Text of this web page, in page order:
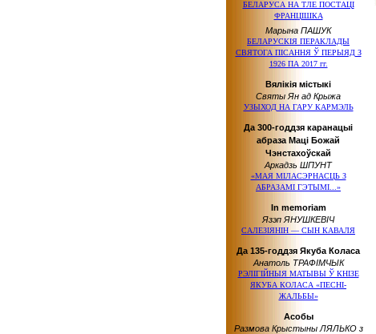
БЕЛАРУСА НА ТЛЕ ПОСТАЦІ
ФРАНЦІШКА
Марына ПАШУК
БЕЛАРУСКІЯ ПЕРАКЛАДЫ
СВЯТОГА ПІСАННЯ Ў ПЕРЫЯД З
1926 ПА 2017 гг.
Вялікія містыкі
Святы Ян ад Крыжа
УЗЫХОД НА ГАРУ КАРМЭЛЬ
Да 300-годдзя каранацыі
абраза Маці Божай
Чэнстахоўскай
Аркадзь ШПУНТ
«МАЯ МІЛАСЭРНАСЦЬ З
АБРАЗАМІ ГЭТЫМІ...»
In memoriam
Язэп ЯНУШКЕВІЧ
САЛЕЗІЯНІН — СЫН КАВАЛЯ
Да 135-годдзя Якуба Коласа
Анатоль ТРАФІМЧЫК
РЭЛІГІЙНЫЯ МАТЫВЫ Ў КНІЗЕ
ЯКУБА КОЛАСА «ПЕСНІ-
ЖАЛЬБЫ»
Асобы
Размова Крыстыны ЛЯЛЬКО з